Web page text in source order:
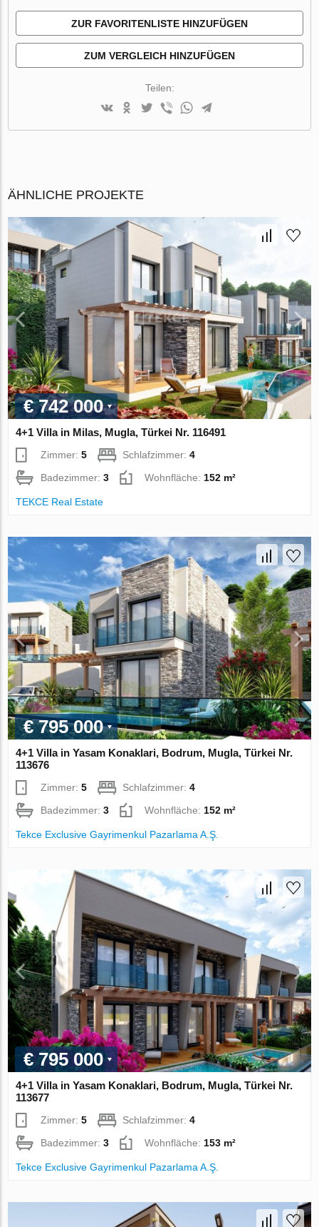
ZUR FAVORITENLISTE HINZUFÜGEN
ZUM VERGLEICH HINZUFÜGEN
Teilen:
ÄHNLICHE PROJEKTE
€ 742 000
4+1 Villa in Milas, Mugla, Türkei Nr. 116491
Zimmer:5 Schlafzimmer:4
Badezimmer:3 Wohnfläche:152 m²
TEKCE Real Estate
€ 795 000
4+1 Villa in Yasam Konaklari, Bodrum, Mugla, Türkei Nr.
113676
Zimmer:5 Schlafzimmer:4
Badezimmer:3 Wohnfläche: 152 m²
Tekce Exclusive Gayrimenkul Pazarlama A.Ş.
€ 795 000
4+1 Villa in Yasam Konaklari, Bodrum, Mugla, Türkei Nr.
113677
Zimmer:5 Schlafzimmer:4
Badezimmer:3 Wohnfläche: 153 m²
Tekce Exclusive Gayrimenkul Pazarlama A.Ş.